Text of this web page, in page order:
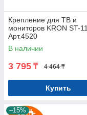
Крепление для ТВ и
мониторов KRON ST-
Арт.4520
В наличии
3 795 ₸ 4 464 ₸
Купить
–15%